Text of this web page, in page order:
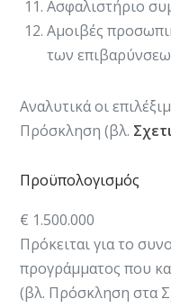
Ασφαλιστήριο
Αμοιβές
των
​​​​​​​​Αναλυτικά οι
Πρόσκληση (βλ.
Προϋπολογισμός
€ 1.500.000
Πρόκειται για το
προγράμματος που
(βλ. Πρόσκληση στα